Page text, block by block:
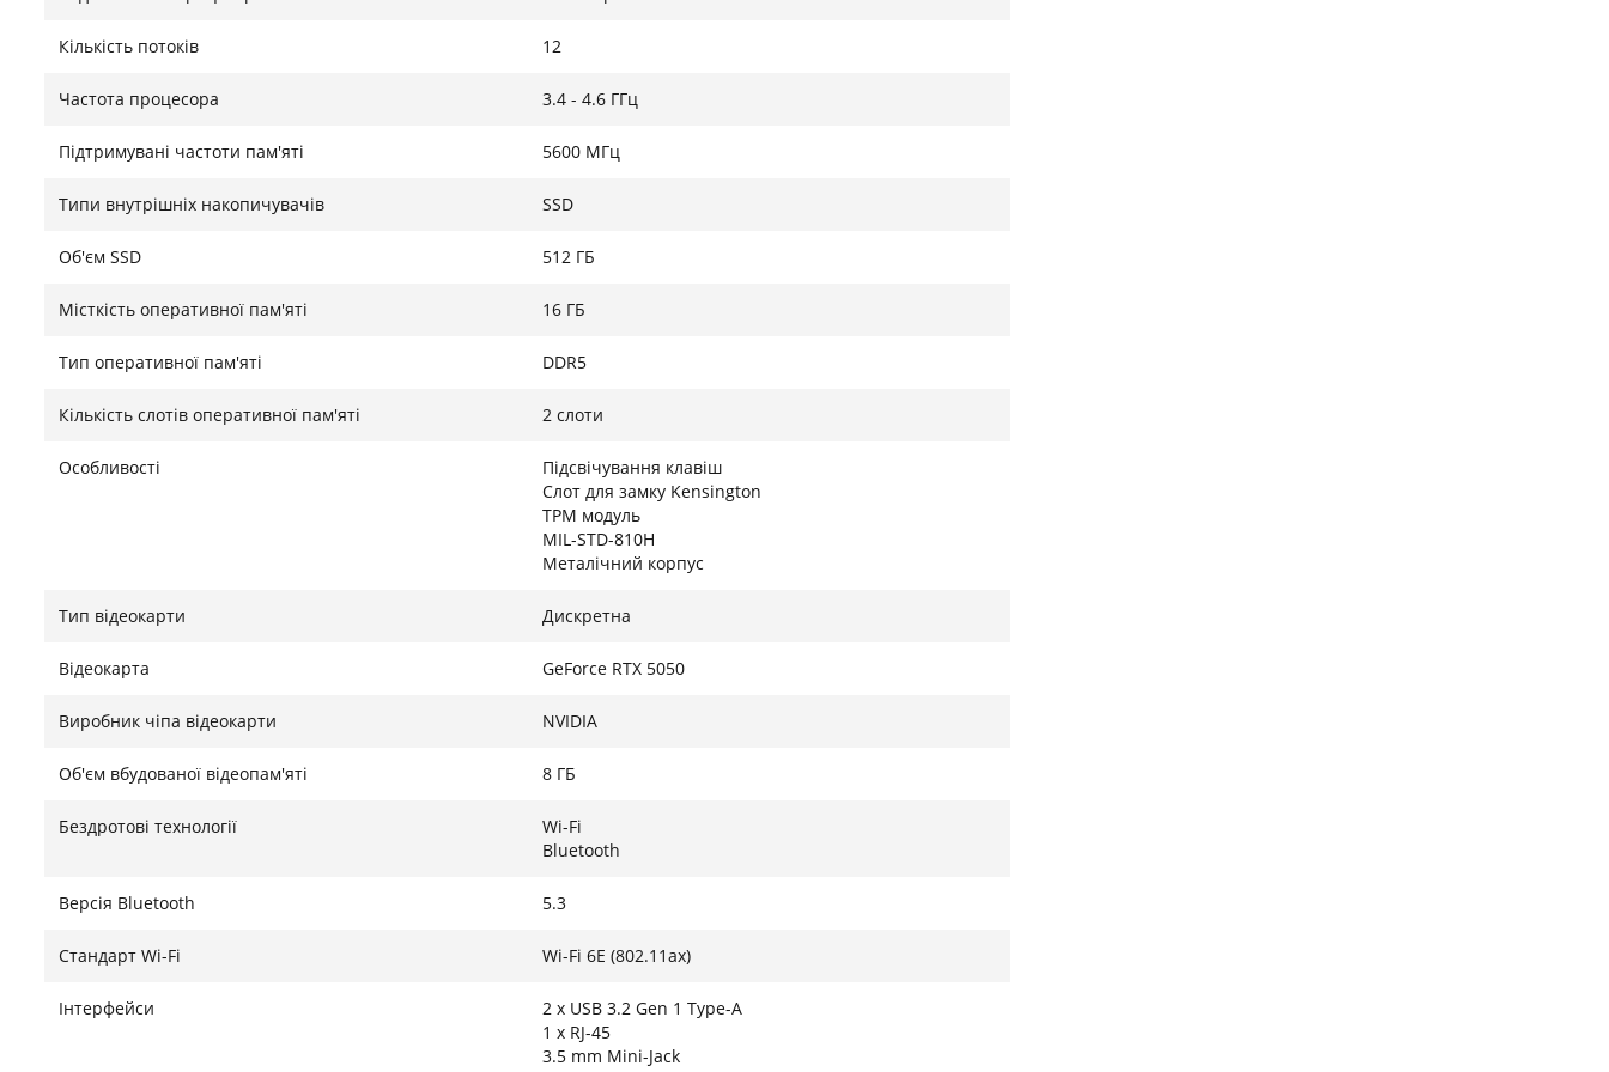
яке ідеально доповнює концепцію Cyborg, а виділені напівпрозорі клавіші WASD допомагають
безпеки ваших даних, а слот для замка Kensington дозволяє фізично захистити пристрій. Вбудована
чітким звуком та зображенням.
Знайшли помилку?Повідомити
Кількість потоків 12
Частота процесора 3.4 - 4.6 ГГц
Підтримувані частоти пам'яті 5600 МГц
Типи внутрішніх накопичувачів SSD
Об'єм SSD 512 ГБ
Місткість оперативної пам'яті 16 ГБ
Тип оперативної пам'яті DDR5
Кількість слотів оперативної пам'яті 2 слоти
Особливості
Підсвічування клавіш
Слот для замку Kensington
TPM модуль
MIL-STD-810H
Металічний корпус
Тип відеокарти Дискретна
Відеокарта GeForce RTX 5050
Виробник чіпа відеокарти NVIDIA
Об'єм вбудованої відеопам'яті 8 ГБ
Бездротові технології
Wi-Fi
Bluetooth
Версія Bluetooth 5.3
Стандарт Wi-Fi Wi-Fi 6E (802.11ax)
Інтерфейси
2 x USB 3.2 Gen 1 Type-A
1 x RJ-45
3.5 mm Mini-Jack